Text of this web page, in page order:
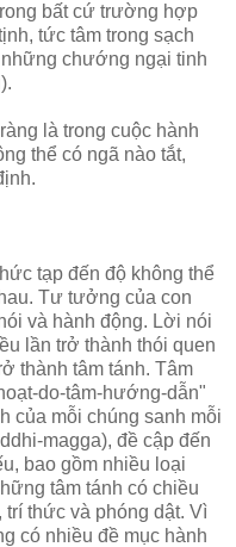
bất cứ trường hợp
tức tâm trong sạch
chướng ngại tinh
là trong cuộc hành
thể có ngã nào tắt,
tạp đến độ không thể
Tư tưởng của con
và hành động. Lời nói
lần trở thành thói quen
thành tâm tánh. Tâm
do-tâm-hướng-dẫn"
của mỗi chúng sanh mỗi
magga), đề cập đến
bao gồm nhiều loại
tâm tánh có chiều
thức và phóng dật. Vì
có nhiều đề mục hành